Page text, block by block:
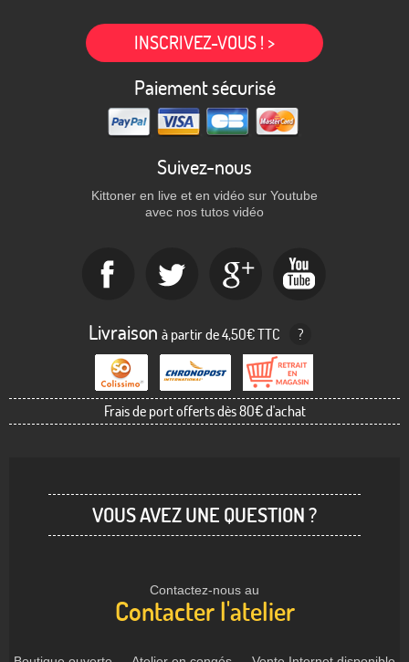
INSCRIVEZ-VOUS ! >
Paiement sécurisé
Suivez-nous
Kittoner en live et en vidéo sur Youtube
avec nos tutos vidéo
Livraison à partir de 4,50€ TTC ?
Frais de port offerts dès 80€ d'achat
VOUS AVEZ UNE QUESTION ?
Contactez-nous au
Contacter l'atelier